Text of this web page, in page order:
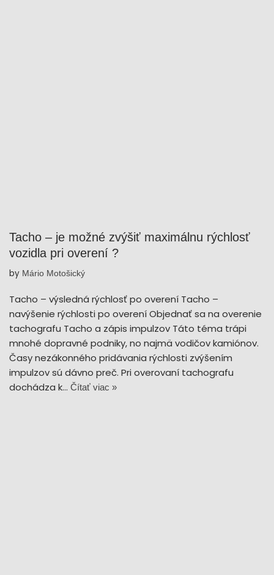
Tacho – je možné zvýšiť maximálnu rýchlosť
vozidla pri overení ?
by Mário Motošický
Tacho – výsledná rýchlosť po overení Tacho –
navýšenie rýchlosti po overení Objednať sa na overenie
tachografu Tacho a zápis impulzov Táto téma trápi
mnohé dopravné podniky, no najmä vodičov kamiónov.
Časy nezákonného pridávania rýchlosti zvýšením
impulzov sú dávno preč. Pri overovaní tachografu
dochádza k… Čítať viac »